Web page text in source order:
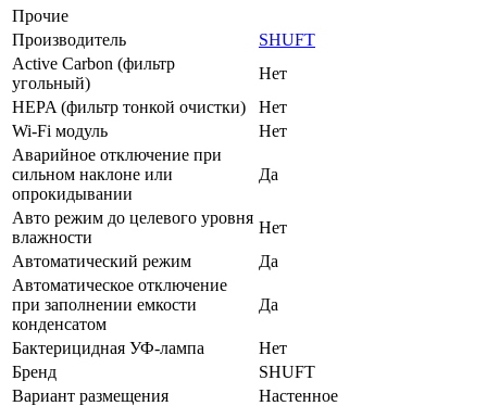
Прочие
Производитель
SHUFT
Active Carbon (фильтр
угольный)
Нет
HEPA (фильтр тонкой очистки)
Нет
Wi-Fi модуль
Нет
Аварийное отключение при
сильном наклоне или
опрокидывании
Да
Авто режим до целевого уровня
влажности
Нет
Автоматический режим
Да
Автоматическое отключение
при заполнении емкости
конденсатом
Да
Бактерицидная УФ-лампа
Нет
Бренд
SHUFT
Вариант размещения
Настенное